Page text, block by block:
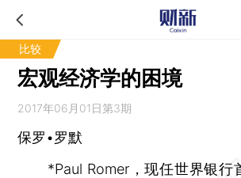
比较
宏观经济学的困境
2017年06月01日第3期
保罗•罗默
*Paul Romer，现任世界银行